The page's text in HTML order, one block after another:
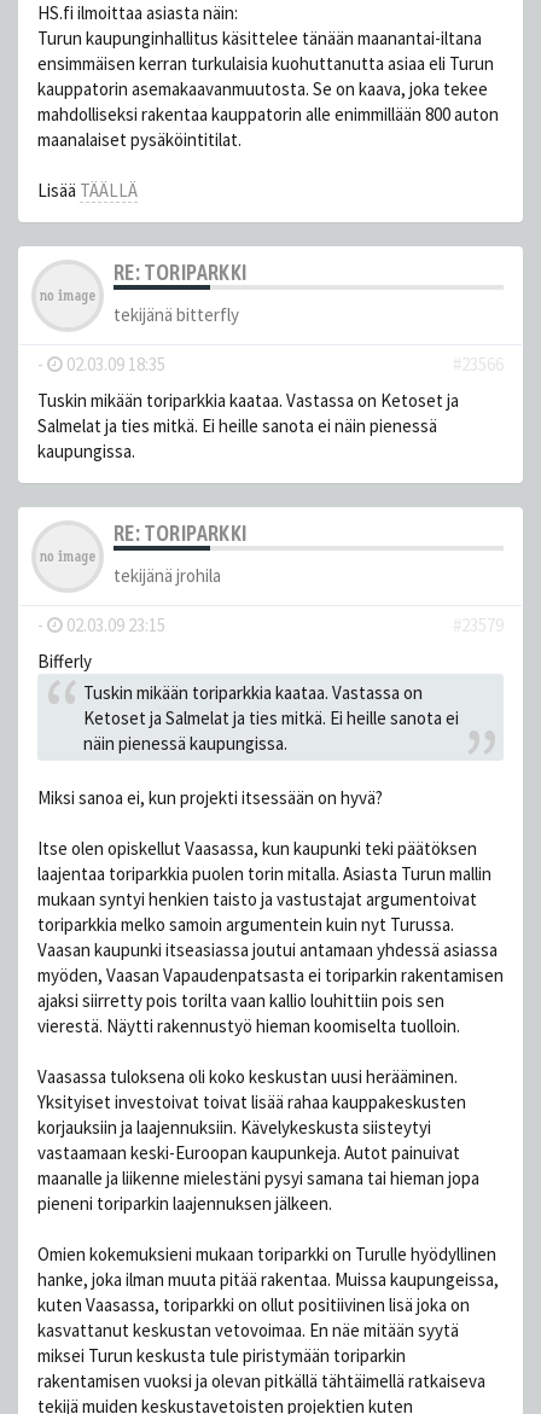
HS.fi ilmoittaa asiasta näin:
Turun kaupunginhallitus käsittelee tänään maanantai-iltana
ensimmäisen kerran turkulaisia kuohuttanutta asiaa eli Turun
kauppatorin asemakaavanmuutosta. Se on kaava, joka tekee
mahdolliseksi rakentaa kauppatorin alle enimmillään 800 auton
maanalaiset pysäköintitilat.
Lisää TÄÄLLÄ
RE: TORIPARKKI
tekijänä bitterfly
- 02.03.09 18:35
#23566
Tuskin mikään toriparkkia kaataa. Vastassa on Ketoset ja
Salmelat ja ties mitkä. Ei heille sanota ei näin pienessä
kaupungissa.
RE: TORIPARKKI
tekijänä jrohila
- 02.03.09 23:15
#23579
Bifferly
Tuskin mikään toriparkkia kaataa. Vastassa on
Ketoset ja Salmelat ja ties mitkä. Ei heille sanota ei
näin pienessä kaupungissa.
Miksi sanoa ei, kun projekti itsessään on hyvä?
Itse olen opiskellut Vaasassa, kun kaupunki teki päätöksen
laajentaa toriparkkia puolen torin mitalla. Asiasta Turun mallin
mukaan syntyi henkien taisto ja vastustajat argumentoivat
toriparkkia melko samoin argumentein kuin nyt Turussa.
Vaasan kaupunki itseasiassa joutui antamaan yhdessä asiassa
myöden, Vaasan Vapaudenpatsasta ei toriparkin rakentamisen
ajaksi siirretty pois torilta vaan kallio louhittiin pois sen
vierestä. Näytti rakennustyö hieman koomiselta tuolloin.
Vaasassa tuloksena oli koko keskustan uusi herääminen.
Yksityiset investoivat toivat lisää rahaa kauppakeskusten
korjauksiin ja laajennuksiin. Kävelykeskusta siisteytyi
vastaamaan keski-Euroopan kaupunkeja. Autot painuivat
maanalle ja liikenne mielestäni pysyi samana tai hieman jopa
pieneni toriparkin laajennuksen jälkeen.
Omien kokemuksieni mukaan toriparkki on Turulle hyödyllinen
hanke, joka ilman muuta pitää rakentaa. Muissa kaupungeissa,
kuten Vaasassa, toriparkki on ollut positiivinen lisä joka on
kasvattanut keskustan vetovoimaa. En näe mitään syytä
miksei Turun keskusta tule piristymään toriparkin
rakentamisen vuoksi ja olevan pitkällä tähtäimellä ratkaiseva
tekijä muiden keskustavetoisten projektien kuten